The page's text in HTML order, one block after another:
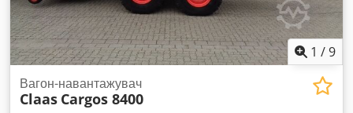
1 /9
Вагон-навантажувач
Claas Cargos 8400